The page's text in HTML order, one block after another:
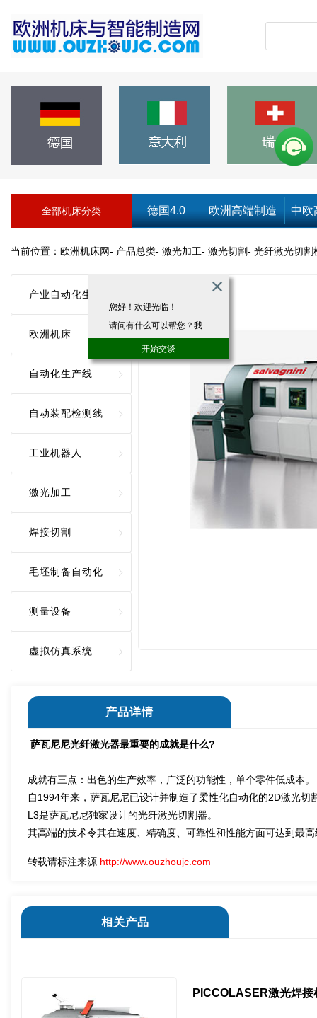
全部机床分类 德国4.0 欧洲高端制造 中欧
当前位置： 欧洲机床网- 产品总类- 激光加工- 激光切割- 光纤激光切割
产业自动化生产
欧洲机床
自动化生产线
自动装配检测线
工业机器人
激光加工
焊接切割
毛坯制备自动化
测量设备
虚拟仿真系统
产品详情
萨瓦尼尼光纤激光器最重要的成就是什么?
成就有三点：出色的生产效率，广泛的功能性，单个零件低成本。
自1994年来，萨瓦尼尼已设计并制造了柔性化自动化的2D激光
L3是萨瓦尼尼独家设计的光纤激光切割器。
其高端的技术令其在速度、精确度、可靠性和性能方面可达到最
转载请标注来源 http://www.ouzhoujc.com
相关产品
PICCOLASER激光焊接
您好！欢迎光临！
请问有什么可以帮您？我
们竭诚为您服务！
开始交谈